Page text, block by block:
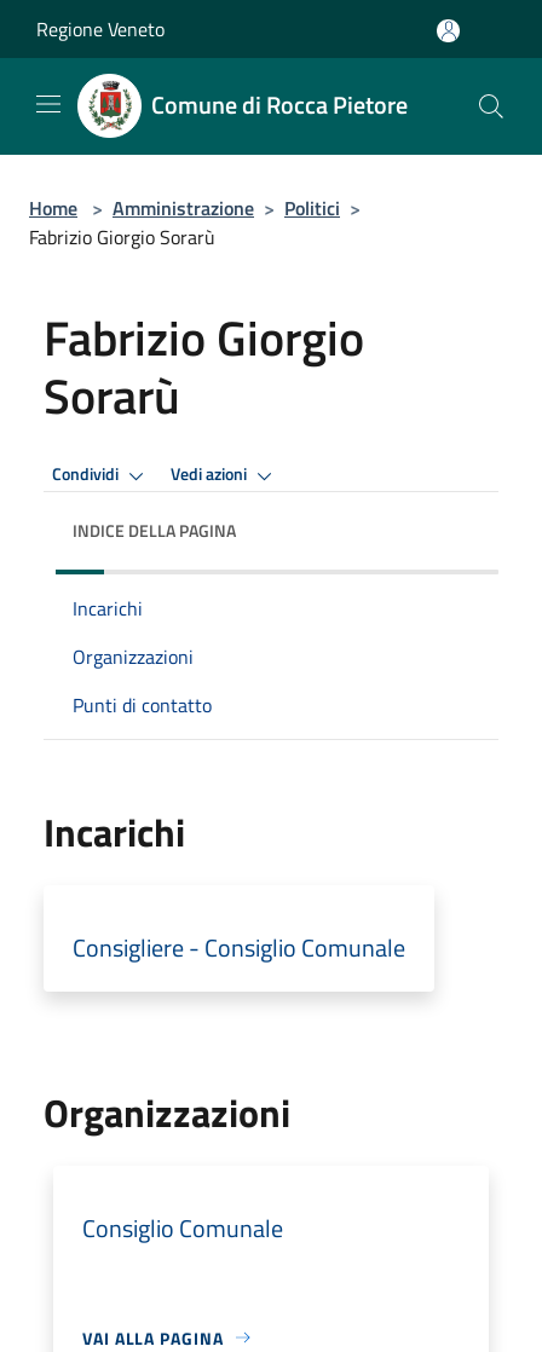
Regione Veneto
Comune di Rocca Pietore
Home > Amministrazione > Politici >
Fabrizio Giorgio Sorarù
Fabrizio Giorgio
Sorarù
Condividi Vedi azioni
INDICE DELLA PAGINA
Incarichi
Organizzazioni
Punti di contatto
Incarichi
Consigliere - Consiglio Comunale
Organizzazioni
Consiglio Comunale
VAI ALLA PAGINA